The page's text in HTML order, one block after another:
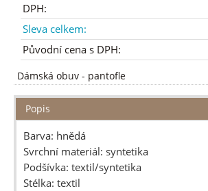
DPH:
Sleva celkem:
Původní cena s DPH:
Dámská obuv - pantofle
Popis
Barva: hnědá
Svrchní materiál: syntetika
Podšívka: textil/syntetika
Stélka: textil